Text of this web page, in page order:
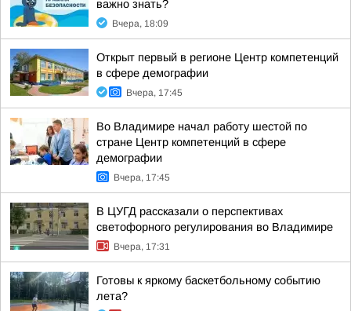
важно знать?
Вчера, 18:09
Открыт первый в регионе Центр компетенций
в сфере демографии
Вчера, 17:45
Во Владимире начал работу шестой по
стране Центр компетенций в сфере
демографии
Вчера, 17:45
В ЦУГД рассказали о перспективах
светофорного регулирования во Владимире
Вчера, 17:31
Готовы к яркому баскетбольному событию
лета?